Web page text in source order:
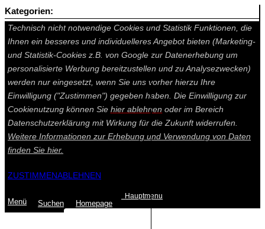
Auf dieser Seite werden technisch notwendige Cookies gesetzt.
Technisch nicht notwendige Cookies und Statistik Funktionen, die
Ihnen ein besseres und individuelleres Angebot bieten (Marketing-
und Statistik-Cookies z.B. von Google zur Datenerhebung um
personalisierte Werbung bereitzustellen und zu Analysezwecken)
werden nur eingesetzt, wenn Sie uns vorher hierzu Ihre
Einwilligung ("Zustimmen") gegeben haben. Die Einwilligung zur
Cookienutzung können Sie hier ablehnen oder im Bereich
Datenschutzerklärung mit Wirkung für die Zukunft widerrufen.
Weitere Informationen zur Erhebung und Verwendung von Daten
finden Sie hier.
ZUSTIMMENABLEHNEN
Menü Suchen Homepage
Hauptmenu
Kategorien: